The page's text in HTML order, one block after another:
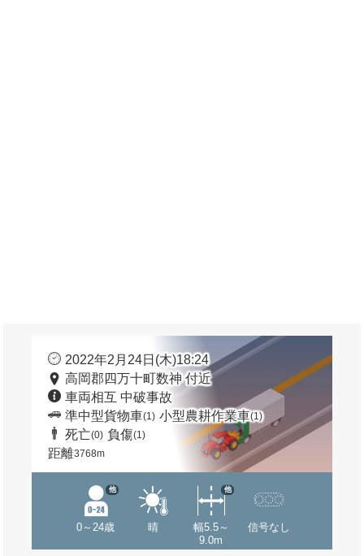
2022年2月24日(木)18:24
高岡郡四万十町数神 付近
車両相互 中破事故
準中型貨物車(1) 小型農耕作業車(1)
死亡(0) 負傷(1)
距離3768m
0～24歳
他
晴
幅5.5～
9.0m
他
信号なし